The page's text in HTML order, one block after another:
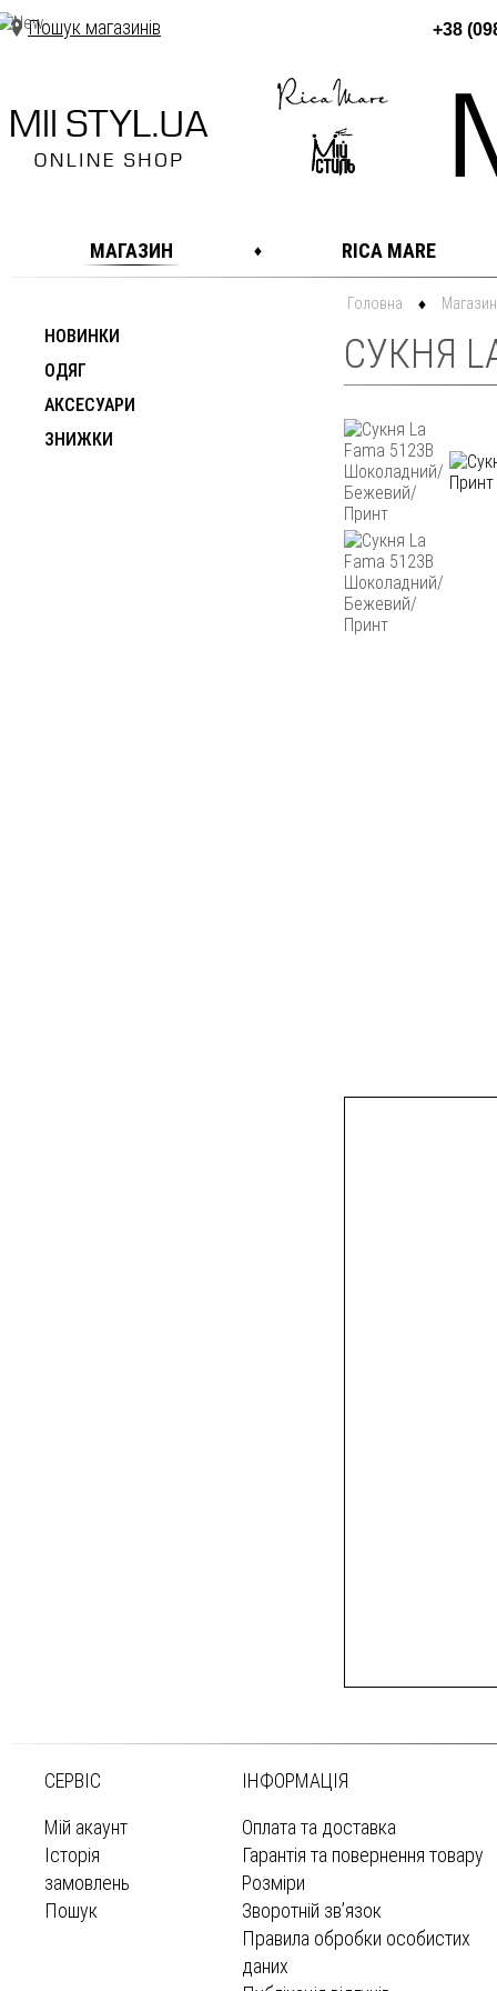
Пошук магазинів +38
МАГАЗИН RICA MARE
НОВИНКИ
ОДЯГ
АКСЕСУАРИ
ЗНИЖКИ
Головна Магазин
СУКНЯ
СЕРВІС
Мій акаунт
Історія
замовлень
Пошук
ІНФОРМАЦІЯ
Оплата та доставка
Гарантія та повернення товару
Розміри
Зворотній зв’язок
Правила обробки особистих
даних